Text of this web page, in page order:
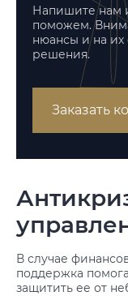
Напишите нам
поможем.
нюансы и на
решения.
Заказать
В случае
поддержка
защитить ее от